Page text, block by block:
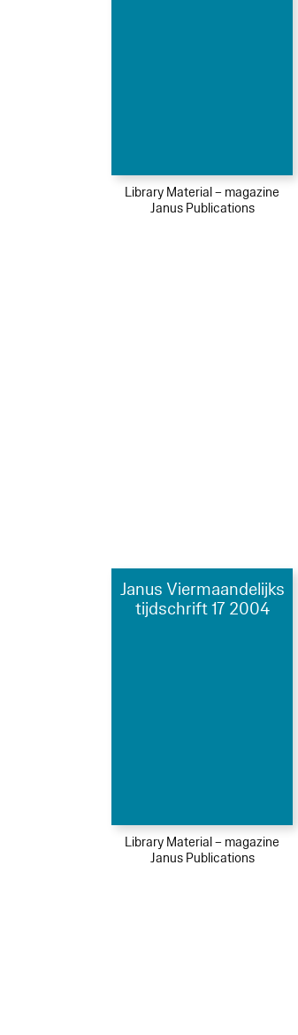
Library Material – magazine
Janus Publications
Janus Viermaandelijks
tijdschrift 17 2004
Library Material – magazine
Janus Publications